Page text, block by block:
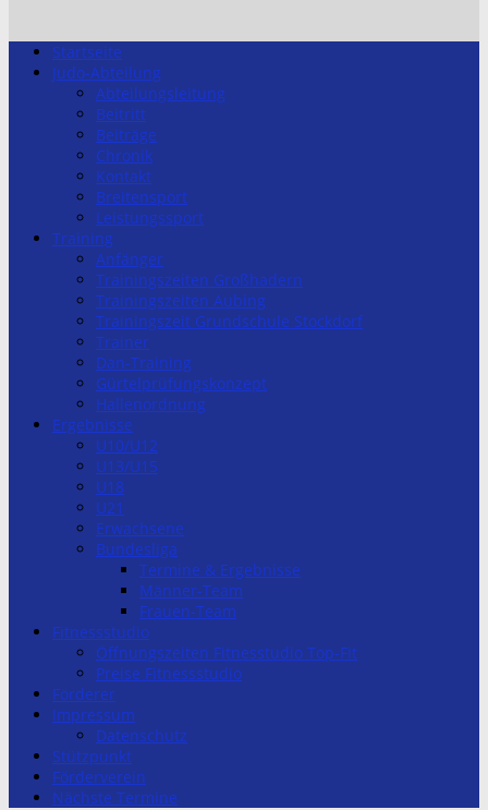
Startseite
Judo-Abteilung
Abteilungsleitung
Beitritt
Beiträge
Chronik
Kontakt
Breitensport
Leistungssport
Training
Anfänger
Trainingszeiten Großhadern
Trainingszeiten Aubing
Trainingszeit Grundschule Stockdorf
Trainer
Dan-Training
Gürtelprüfungskonzept
Hallenordnung
Ergebnisse
U10/U12
U13/U15
U18
U21
Erwachsene
Bundesliga
Termine & Ergebnisse
Männer-Team
Frauen-Team
Fitnessstudio
Öffnungszeiten Fitnesstudio Top-Fit
Preise Fitnessstudio
Förderer
Impressum
Datenschutz
Stützpunkt
Förderverein
Nächste Termine